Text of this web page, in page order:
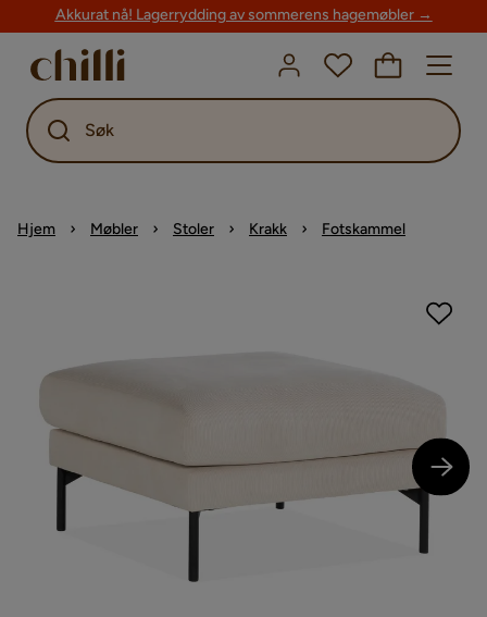
Akkurat nå! Lagerrydding av sommerens hagemøbler →
Søk
Hjem Møbler Stoler Krakk Fotskammel